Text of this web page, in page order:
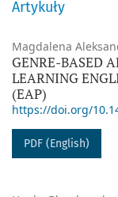
Artykuły
Magdalena
GENRE-BASED
LEARNING
(EAP)
https://doi.org/
PDF (English)